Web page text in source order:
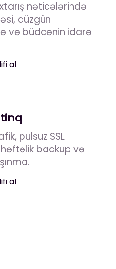
nəticələrində
düzgün
və büdcənin idarə
al
pulsuz SSL
backup və
al